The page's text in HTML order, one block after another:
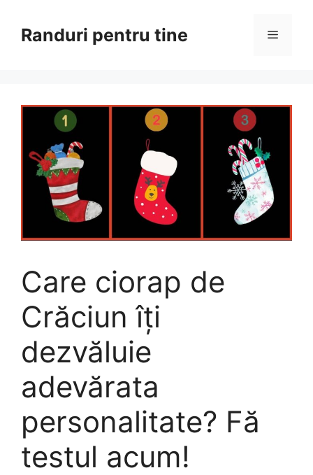
conținutRanduri pentru tine Meniu
Care ciorap de
Crăciun îți
dezvăluie
adevărata
personalitate? Fă
testul acum!